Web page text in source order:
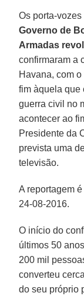
Os porta-
Governo de
Armadas
confirmaram a
Havana, com
fim àquela que
guerra civil no
acontecer ao
Presidente da
prevista uma
televisão.
A reportagem
24-08-2016.
O início do
últimos 50
200 mil
converteu
do seu próprio